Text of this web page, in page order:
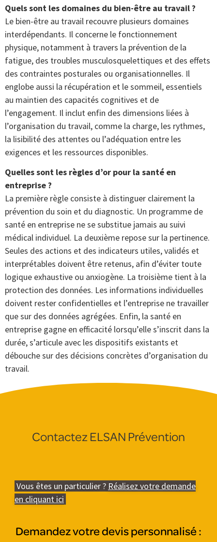
Quels sont les domaines du bien-être au travail ?
Le bien-être au travail recouvre plusieurs domaines
interdépendants. Il concerne le fonctionnement
physique, notamment à travers la prévention de la
fatigue, des troubles musculosquelettiques et des effets
des contraintes posturales ou organisationnelles. Il
englobe aussi la récupération et le sommeil, essentiels
au maintien des capacités cognitives et de
l’engagement. Il inclut enfin des dimensions liées à
l’organisation du travail, comme la charge, les rythmes,
la lisibilité des attentes ou l’adéquation entre les
exigences et les ressources disponibles.
Quelles sont les règles d’or pour la santé en
entreprise ?
La première règle consiste à distinguer clairement la
prévention du soin et du diagnostic. Un programme de
santé en entreprise ne se substitue jamais au suivi
médical individuel. La deuxième repose sur la pertinence.
Seules des actions et des indicateurs utiles, validés et
interprétables doivent être retenus, afin d’éviter toute
logique exhaustive ou anxiogène. La troisième tient à la
protection des données. Les informations individuelles
doivent rester confidentielles et l’entreprise ne travailler
que sur des données agrégées. Enfin, la santé en
entreprise gagne en efficacité lorsqu’elle s’inscrit dans la
durée, s’articule avec les dispositifs existants et
débouche sur des décisions concrètes d’organisation du
travail.
Contactez ELSAN Prévention
Vous êtes un particulier ? Réalisez votre demande
en cliquant ici
Demandez votre devis personnalisé :